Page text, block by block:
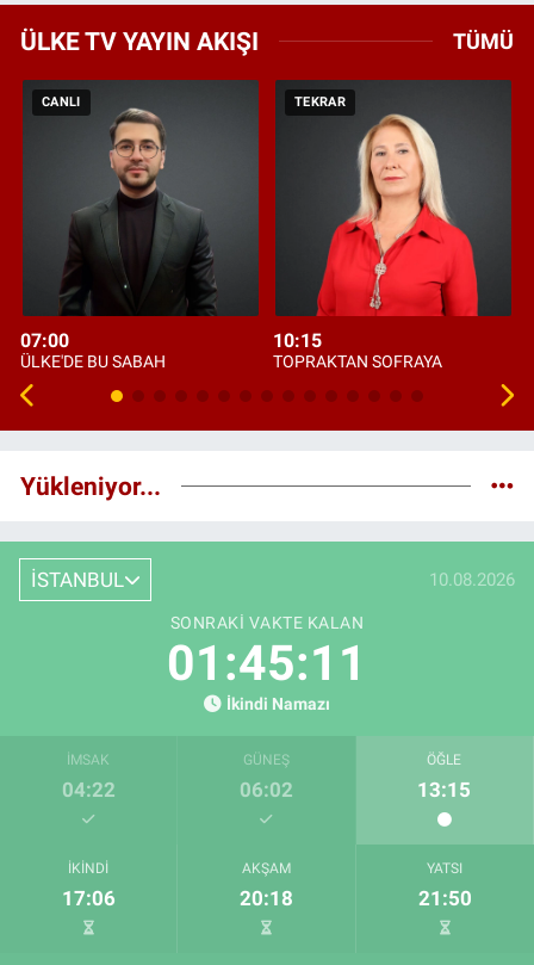
ÜLKE TV YAYIN AKIŞI TÜMÜ
CANLI
07:00
ÜLKE'DE BU SABAH
TEKRAR
10:15
TOPRAKTAN SOFRAYA
Yükleniyor...
İSTANBUL 10.08.2026
SONRAKI VAKTE KALAN
01:45:10
İkindi Namazı
İMSAK
04:22
GÜNEŞ
06:02
ÖĞLE
13:15
İKINDI
17:06
AKŞAM
20:18
YATSI
21:50